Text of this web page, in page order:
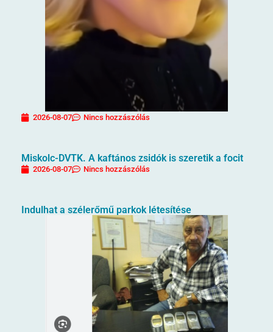
2026-08-07 Nincs hozzászólás
Miskolc-DVTK. A kaftános zsidók is szeretik a focit
2026-08-07 Nincs hozzászólás
Indulhat a szélerőmű parkok létesítése